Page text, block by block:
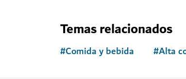
Temas relacionados
#Comida y bebida #Alta